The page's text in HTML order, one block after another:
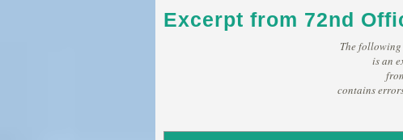
Excerpt from 72nd
The
is an
contains